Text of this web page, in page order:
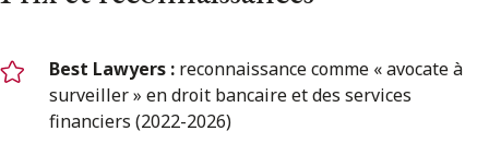
Best Lawyers : reconnaissance comme « avocate à
surveiller » en droit bancaire et des services
financiers (2022-2026)